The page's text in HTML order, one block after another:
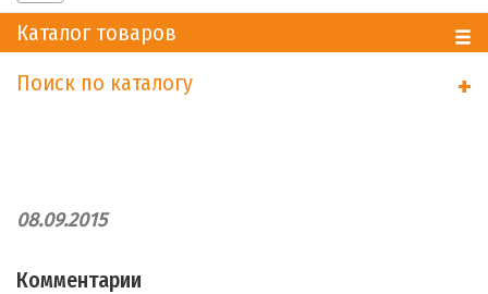
navigation
Каталог товаров
Поиск по каталогу
+
08.09.2015
Комментарии